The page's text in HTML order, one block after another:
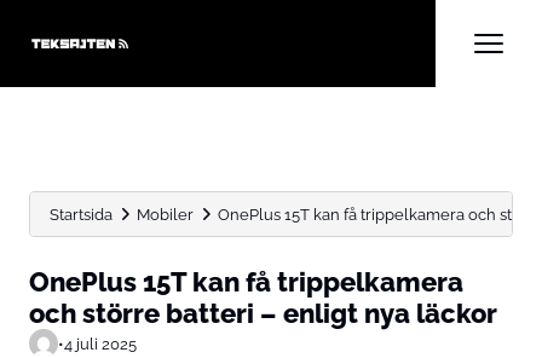
Startsida Mobiler OnePlus 15T kan få trippelkamera och
OnePlus 15T kan få trippelkamera
och större batteri – enligt nya läckor
•4 juli 2025